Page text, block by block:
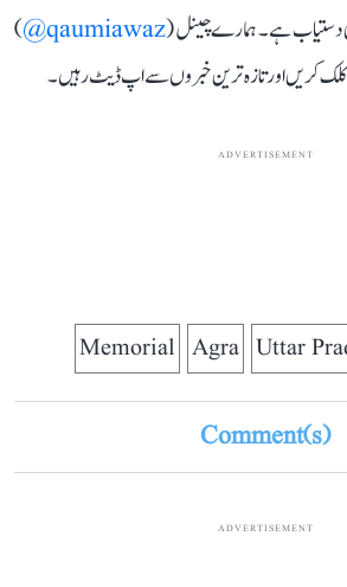
دستیاب ہے۔ ہمارے چینل (qaumiawaz@
)
کریں اور تازہ ترین خبروں سے اپ ڈیٹ رہیں۔
ADVERTISEMENT
Uttar
Agra
Memorial
Comment(s)
ADVERTISEMENT